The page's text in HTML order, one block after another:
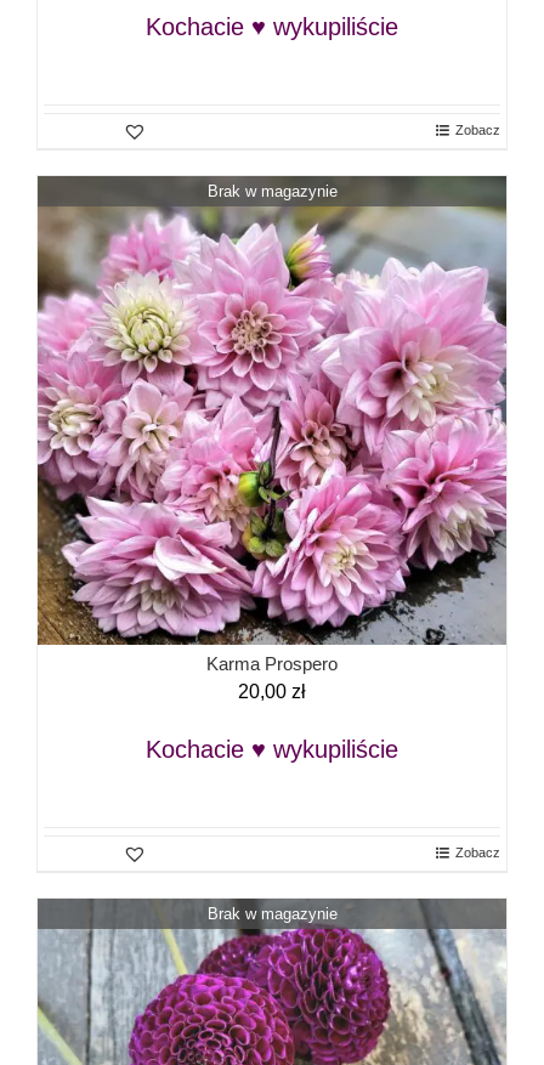
Kochacie ♥ wykupiliście
Zobacz
Brak w magazynie
Karma Prospero
20,00 zł
Kochacie ♥ wykupiliście
Zobacz
Brak w magazynie